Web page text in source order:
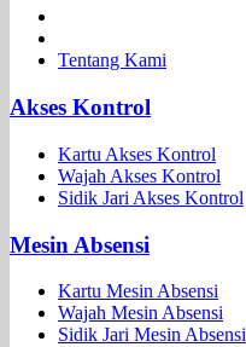
Tentang Kami
Akses Kontrol
Kartu Akses Kontrol
Wajah Akses Kontrol
Sidik Jari Akses Kontrol
Mesin Absensi
Kartu Mesin Absensi
Wajah Mesin Absensi
Sidik Jari Mesin Absensi